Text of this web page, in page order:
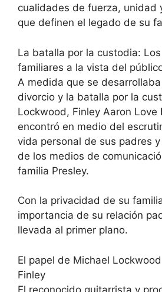
cualidades de fuerza, unidad
que definen el legado de su
La batalla por la custodia:
familiares a la vista del
A medida que se
divorcio y la batalla por la
Lockwood, Finley Aaron Love
encontró en medio del
vida personal de sus padres
de los medios de
familia Presley.
Con la privacidad de su
importancia de su relación
llevada al primer plano.
El papel de Michael
Finley
El reconocido guitarrista y